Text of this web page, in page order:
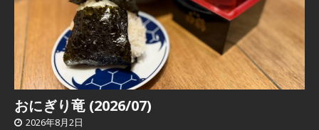
おにぎり竜 (2026/07)
2026年8月2日